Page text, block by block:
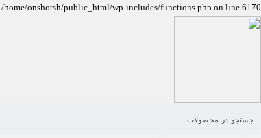
/home/onshotsh/public_html/wp-includes/functions.php on line 6170